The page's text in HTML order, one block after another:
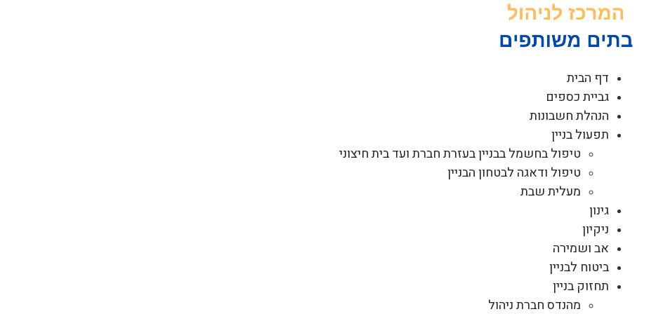
דף הבית
גביית כספים
הנהלת חשבונות
תפעול בניין
טיפול בחשמל בבניין בעזרת חברת ועד בית חיצוני
טיפול ודאגה לבטחון הבניין
מעלית שבת
גינון
ניקיון
אב ושמירה
ביטוח לבניין
תחזוק בניין
מהנדס חברת ניהול